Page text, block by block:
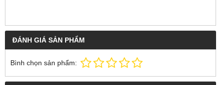
ĐÁNH GIÁ SẢN PHẨM
Bình chọn sản phẩm: